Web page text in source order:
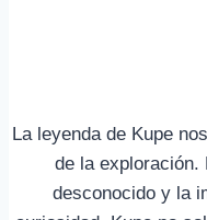
La leyenda de Kupe
de la exploración.
desconocido y la